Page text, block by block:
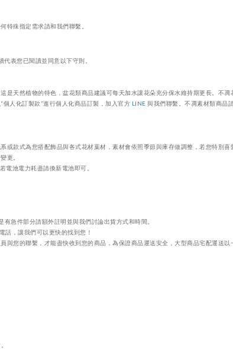
特殊指定需求請和我們聯繫。
表您已閱讀並同意以下守則。
是天然植物的特色，盆花類商品建議可每天加水讓花朵充分保水維持期更長。不
人化訂製款”進行個人化商品訂製，加入官方 LINE 與我們聯繫。不凋素材類商品
款式為您搭配飾品與各式花材葉材，素材會依照季節與庫存做調整，若您特別
更。
電池電力耗盡請換新電池即可。
有急件部分請額外註明並與我們討論出貨方式和時間。
話，讓我們可以更快的找到您！
與您的聯繫，才能盡快收到您的商品，為保證商品運送安全，大型商品宅配運送